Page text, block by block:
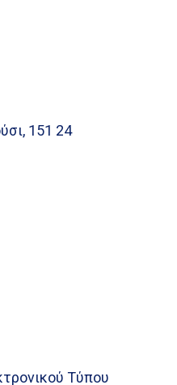
151 24
Τύπου